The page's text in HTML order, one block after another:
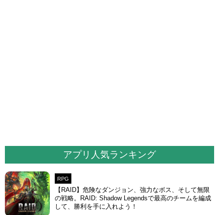
アプリ人気ランキング
RPG
【RAID】危険なダンジョン、強力なボス、そして無限
の戦略。RAID: Shadow Legendsで最高のチームを編成
して、勝利を手に入れよう！